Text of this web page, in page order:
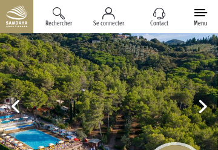
Rechercher Se connecter Contact Menu